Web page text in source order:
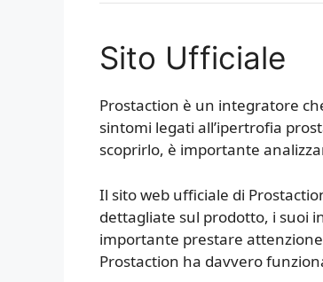
Sito Ufficiale
Prostaction è un integratore
sintomi legati all’ipertrofia
scoprirlo, è importante
Il sito web ufficiale di
dettagliate sul prodotto, i suoi
importante prestare
Prostaction ha davvero